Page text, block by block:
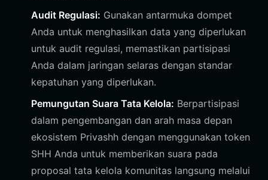
Audit Regulasi: Gunakan antarmuka dompet
Anda untuk menghasilkan data yang diperlukan
untuk audit regulasi, memastikan partisipasi
Anda dalam jaringan selaras dengan standar
kepatuhan yang diperlukan.
Pemungutan Suara Tata Kelola: Berpartisipasi
dalam pengembangan dan arah masa depan
ekosistem Privashh dengan menggunakan token
SHH Anda untuk memberikan suara pada
proposal tata kelola komunitas langsung melalui